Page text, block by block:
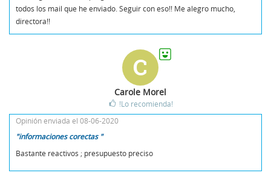
todos los mail que he enviado. Seguir con eso!! Me alegro mucho,
directora!!
C
Carole Morel
!Lo recomienda!
Opinión enviada el 08-06-2020
"informaciones corectas "
Bastante reactivos ; presupuesto preciso